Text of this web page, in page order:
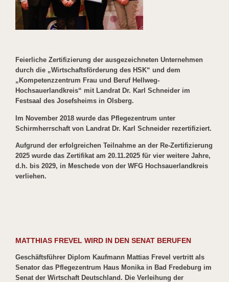
Feierliche Zertifizierung der ausgezeichneten Unternehmen
durch die „Wirtschaftsförderung des HSK“ und dem
„Kompetenzzentrum Frau und Beruf Hellweg-
Hochsauerlandkreis“ mit Landrat Dr. Karl Schneider im
Festsaal des Josefsheims in Olsberg.
Im November 2018 wurde das Pflegezentrum unter
Schirmherrschaft von Landrat Dr. Karl Schneider rezertifiziert.
Aufgrund der erfolgreichen Teilnahme an der Re-Zertifizierung
2025 wurde das Zertifikat am 20.11.2025 für vier weitere Jahre,
d.h. bis 2029, in Meschede von der WFG Hochsauerlandkreis
verliehen.
MATTHIAS FREVEL WIRD IN DEN SENAT BERUFEN
Geschäftsführer Diplom Kaufmann Mattias Frevel vertritt als
Senator das Pflegezentrum Haus Monika in Bad Fredeburg im
Senat der Wirtschaft Deutschland. Die Verleihung der